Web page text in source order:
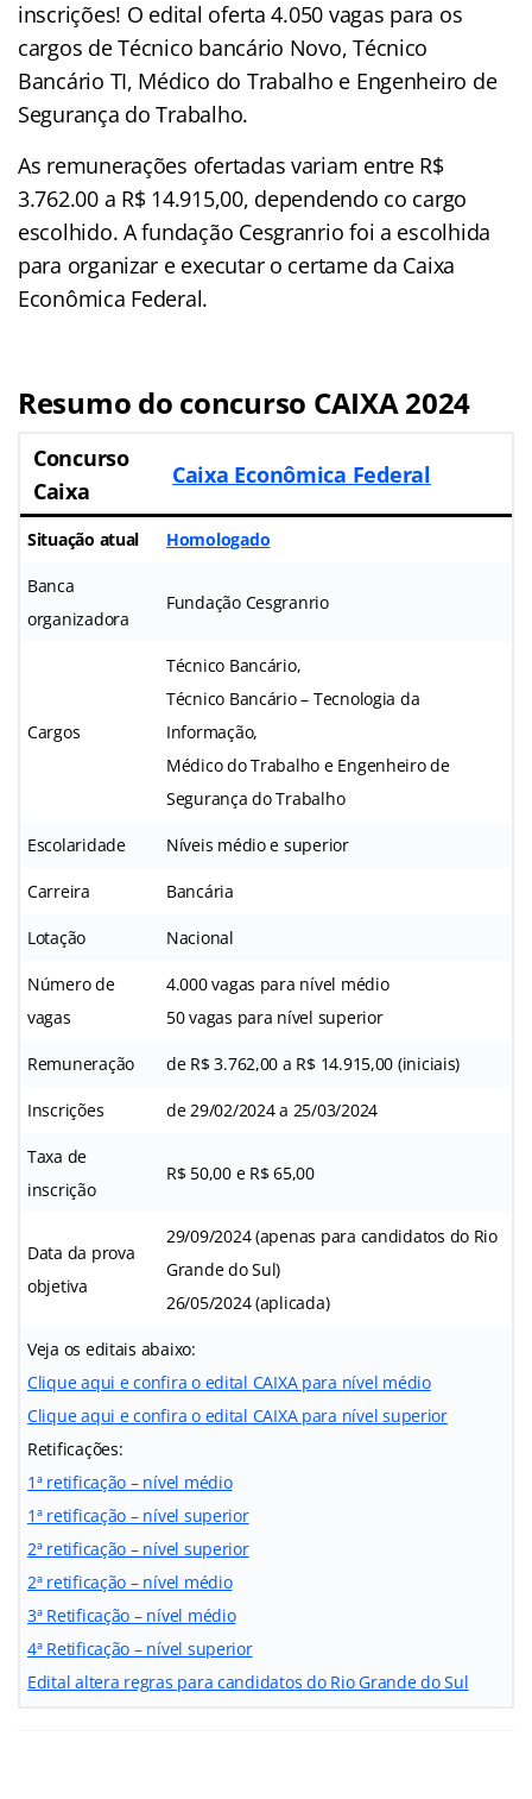
inscrições! O edital oferta 4.050 vagas para os
cargos de Técnico bancário Novo, Técnico
Bancário TI, Médico do Trabalho e Engenheiro de
Segurança do Trabalho.
As remunerações ofertadas variam entre R$
3.762.00 a R$ 14.915,00, dependendo co cargo
escolhido. A fundação Cesgranrio foi a escolhida
para organizar e executar o certame da Caixa
Econômica Federal.
Resumo do concurso CAIXA 2024
Concurso
Caixa
Caixa Econômica Federal
Situação atual Homologado
Banca
organizadora
Fundação Cesgranrio
Cargos
Técnico Bancário,
Técnico Bancário – Tecnologia da
Informação,
Médico do Trabalho e Engenheiro de
Segurança do Trabalho
Escolaridade Níveis médio e superior
Carreira Bancária
Lotação Nacional
Número de
vagas
4.000 vagas para nível médio
50 vagas para nível superior
Remuneração de R$ 3.762,00 a R$ 14.915,00 (iniciais)
Inscrições de 29/02/2024 a 25/03/2024
Taxa de
inscrição
R$ 50,00 e R$ 65,00
Data da prova
objetiva
29/09/2024 (apenas para candidatos do Rio
Grande do Sul)
26/05/2024 (aplicada)
Veja os editais abaixo:
Clique aqui e confira o edital CAIXA para nível médio
Clique aqui e confira o edital CAIXA para nível superior
Retificações:
1ª retificação – nível médio
1ª retificação – nível superior
2ª retificação – nível superior
2ª retificação – nível médio
3ª Retificação – nível médio
4ª Retificação – nível superior
Edital altera regras para candidatos do Rio Grande do Sul